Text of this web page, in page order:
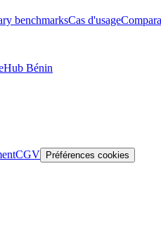
benchmarksCas d'usage
Hub Bénin
CGV Préférences cookies